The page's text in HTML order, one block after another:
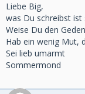
Liebe Big,
was Du schreibst
Weise Du den
Hab ein wenig Mut,
Sei lieb umarmt
Sommermond